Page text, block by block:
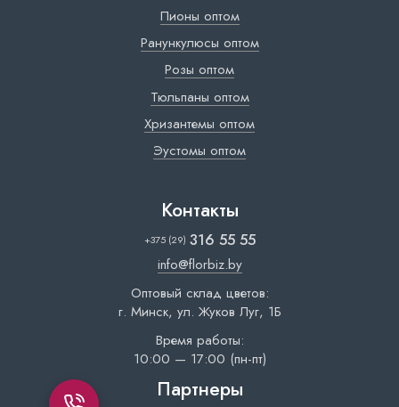
Пионы оптом
Ранункулюсы оптом
Розы оптом
Тюльпаны оптом
Хризантемы оптом
Эустомы оптом
Контакты
+375 (29) 316 55 55
info@florbiz.by
Оптовый склад цветов:
г. Минск, ул. Жуков Луг, 1Б
Время работы:
10:00 — 17:00 (пн-пт)
Партнеры